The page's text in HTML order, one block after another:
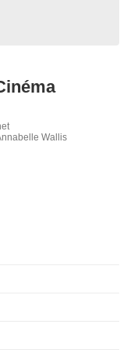
Wallis